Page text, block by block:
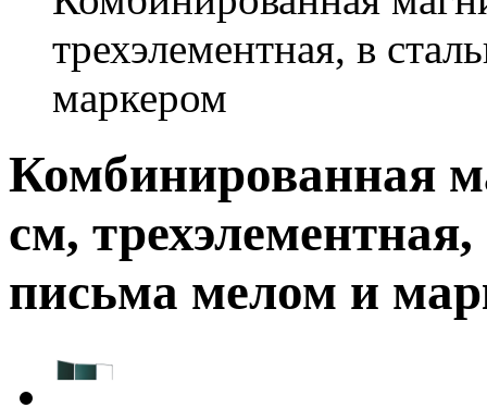
трехэлементная, в
маркером
Комбинированная
см,
письма мелом и